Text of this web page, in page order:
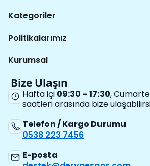
Kategoriler
Politikalarımız
Kurumsal
Bize Ulaşın
Hafta içi 09:30 – 17:30,
saatleri arasında bize
Telefon / Kargo Durumu
0538 223 7456
E-posta